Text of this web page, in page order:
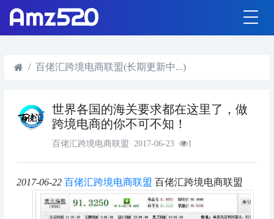
百佬汇跨境电商联盟(长期更新中...)
世界各国的海关要求都在这里了，做
跨境电商的你不可不知！
百佬汇跨境电商联盟 2017-06-23 1
2017-06-22 百佬汇跨境电商联盟 百佬汇跨境电商联盟